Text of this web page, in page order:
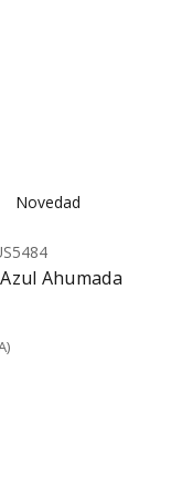
Novedad
Ahumada